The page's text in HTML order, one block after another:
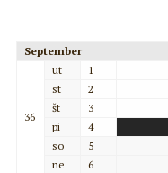
September
36
ut
1
st
2
št
3
pi
4
so
5
ne
6